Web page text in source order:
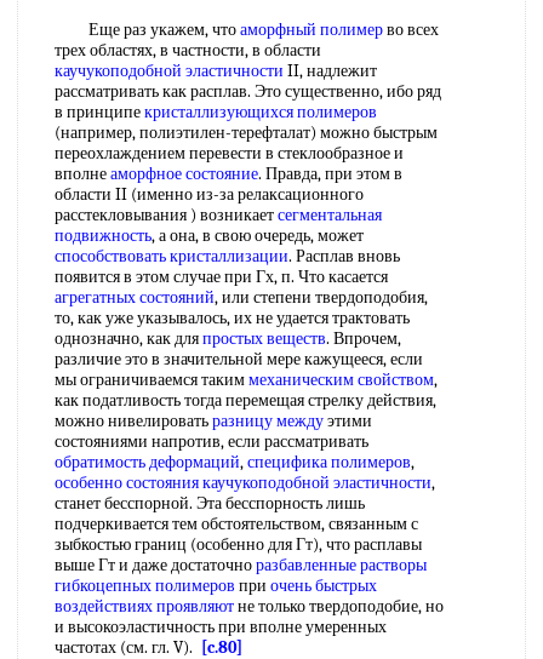
Еще раз укажем, чтоаморфный полимерво всех
трех областях, в частности, в области
каучукоподобной эластичности II, надлежит
рассматривать как расплав. Это существенно, ибо ряд
в принципекристаллизующихся полимеров
(например, полиэтилен-терефталат) можно быстрым
переохлаждением перевести в стеклообразное и
вполнеаморфное состояние. Правда, при этом в
области II (именно из-за релаксационного
расстекловывания ) возникаетсегментальная
подвижность, а она, в свою очередь, может
способствовать кристаллизации. Расплав вновь
появится в этом случае при Гх, п. Что касается
агрегатных состояний, или степени твердоподобия,
то, как уже указывалось, их не удается трактовать
однозначно, как дляпростых веществ. Впрочем,
различие это в значительной мере кажущееся, если
мы ограничиваемся такиммеханическим свойством,
как податливость тогда перемещая стрелку действия,
можно нивелироватьразницу междуэтими
состояниями напротив, если рассматривать
обратимость деформаций,специфика полимеров,
особенно состояниякаучукоподобной эластичности,
станет бесспорной. Эта бесспорность лишь
подчеркивается тем обстоятельством, связанным с
зыбкостью границ (особенно для Гт), что расплавы
выше Гт и даже достаточноразбавленные растворы
гибкоцепных полимеров при очень быстрых
воздействиях проявляютне только твердоподобие, но
и высокоэластичность при вполне умеренных
частотах (см. гл. V).
[c.80]